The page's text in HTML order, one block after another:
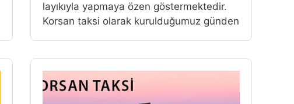
layıkıyla yapmaya özen göstermektedir.
Korsan taksi olarak kurulduğumuz günden